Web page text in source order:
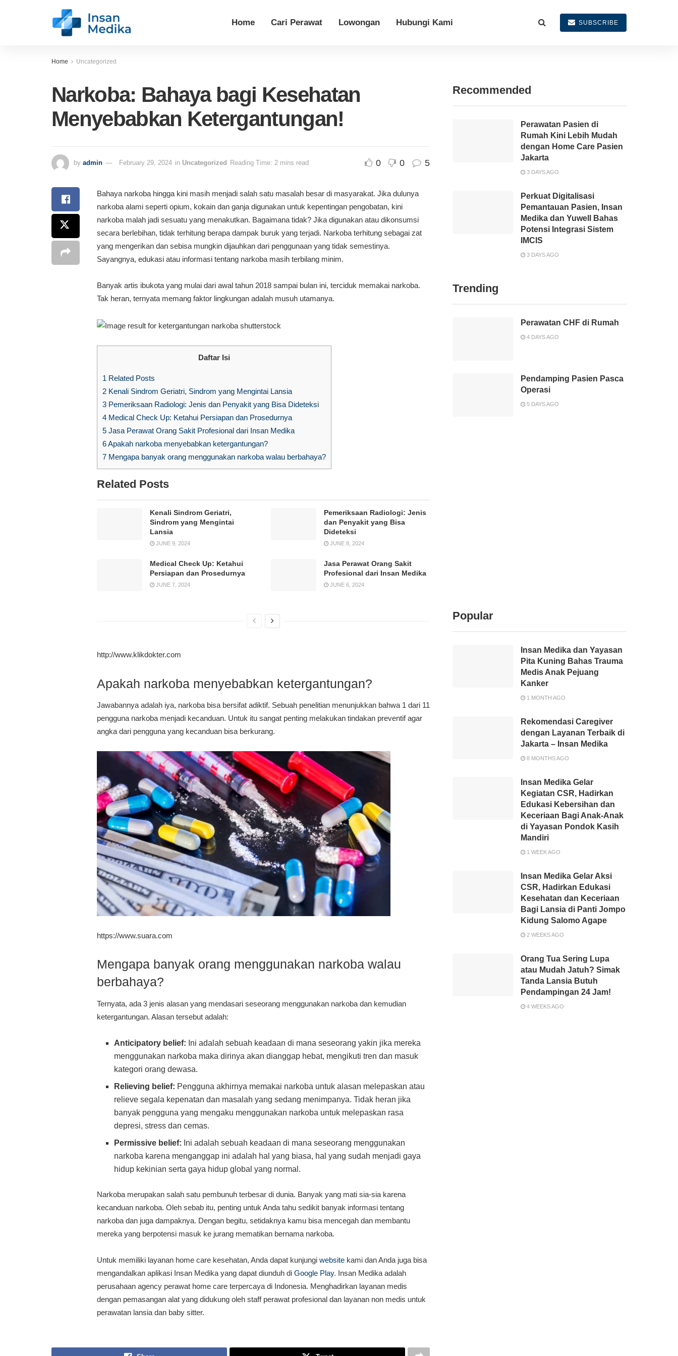
Home Cari Perawat Lowongan Hubungi Kami SUBSCRIBE
Home Uncategorized
Narkoba: Bahaya bagi Kesehatan
Menyebabkan Ketergantungan!
by admin February 29, 2024 in Uncategorized Reading Time: 2 mins read 0 0 5
Bahaya narkoba hingga kini masih menjadi salah satu masalah besar di masyarakat. Jika dulunya
narkoba alami seperti opium, kokain dan ganja digunakan untuk kepentingan pengobatan, kini
narkoba malah jadi sesuatu yang menakutkan. Bagaimana tidak? Jika digunakan atau dikonsumsi
secara berlebihan, tidak terhitung berapa dampak buruk yang terjadi. Narkoba terhitung sebagai zat
yang mengerikan dan sebisa mungkin dijauhkan dari penggunaan yang tidak semestinya.
Sayangnya, edukasi atau informasi tentang narkoba masih terbilang minim.
Banyak artis ibukota yang mulai dari awal tahun 2018 sampai bulan ini, terciduk memakai narkoba.
Tak heran, ternyata memang faktor lingkungan adalah musuh utamanya.
Daftar Isi
1 Related Posts
2 Kenali Sindrom Geriatri, Sindrom yang Mengintai Lansia
3 Pemeriksaan Radiologi: Jenis dan Penyakit yang Bisa Dideteksi
4 Medical Check Up: Ketahui Persiapan dan Prosedurnya
5 Jasa Perawat Orang Sakit Profesional dari Insan Medika
6Apakah narkoba menyebabkan ketergantungan?
7 Mengapa banyak orang menggunakan narkoba walau berbahaya?
Related Posts
Kenali Sindrom Geriatri,
Sindrom yang Mengintai
Lansia
JUNE 9, 2024
Pemeriksaan Radiologi: Jenis
dan Penyakit yang Bisa
Dideteksi
JUNE 8, 2024
Medical Check Up: Ketahui
Persiapan dan Prosedurnya
JUNE 7, 2024
Jasa Perawat Orang Sakit
Profesional dari Insan Medika
JUNE 6, 2024
http://www.klikdokter.com
Apakah narkoba menyebabkan ketergantungan?
Jawabannya adalah iya, narkoba bisa bersifat adiktif. Sebuah penelitian menunjukkan bahwa 1 dari 11
pengguna narkoba menjadi kecanduan. Untuk itu sangat penting melakukan tindakan preventif agar
angka dari pengguna yang kecanduan bisa berkurang.
https://www.suara.com
Mengapa banyak orang menggunakan narkoba walau
berbahaya?
Ternyata, ada 3 jenis alasan yang mendasari seseorang menggunakan narkoba dan kemudian
ketergantungan. Alasan tersebut adalah:
Anticipatory belief: Ini adalah sebuah keadaan di mana seseorang yakin jika mereka
menggunakan narkoba maka dirinya akan dianggap hebat, mengikuti tren dan masuk
kategori orang dewasa.
Relieving belief: Pengguna akhirnya memakai narkoba untuk alasan melepaskan atau
relieve segala kepenatan dan masalah yang sedang menimpanya. Tidak heran jika
banyak pengguna yang mengaku menggunakan narkoba untuk melepaskan rasa
depresi, stress dan cemas.
Permissive belief: Ini adalah sebuah keadaan di mana seseorang menggunakan
narkoba karena menganggap ini adalah hal yang biasa, hal yang sudah menjadi gaya
hidup kekinian serta gaya hidup global yang normal.
Narkoba merupakan salah satu pembunuh terbesar di dunia. Banyak yang mati sia-sia karena
kecanduan narkoba. Oleh sebab itu, penting untuk Anda tahu sedikit banyak informasi tentang
narkoba dan juga dampaknya. Dengan begitu, setidaknya kamu bisa mencegah dan membantu
mereka yang berpotensi masuk ke jurang mematikan bernama narkoba.
Untuk memiliki layanan home care kesehatan, Anda dapat kunjungi website kami dan Anda juga bisa
mengandalkan aplikasi Insan Medika yang dapat diunduh di Google Play. Insan Medika adalah
perusahaan agency perawat home care terpercaya di Indonesia. Menghadirkan layanan medis
dengan pemasangan alat yang didukung oleh staff perawat profesional dan layanan non medis untuk
perawatan lansia dan baby sitter.
Recommended
Perawatan Pasien di
Rumah Kini Lebih Mudah
dengan Home Care Pasien
Jakarta
3 DAYS AGO
Perkuat Digitalisasi
Pemantauan Pasien, Insan
Medika dan Yuwell Bahas
Potensi Integrasi Sistem
IMCIS
3 DAYS AGO
Trending
Perawatan CHF di Rumah
4 DAYS AGO
Pendamping Pasien Pasca
Operasi
5 DAYS AGO
Popular
Insan Medika dan Yayasan
Pita Kuning Bahas Trauma
Medis Anak Pejuang
Kanker
1 MONTH AGO
Rekomendasi Caregiver
dengan Layanan Terbaik di
Jakarta – Insan Medika
8 MONTHS AGO
Insan Medika Gelar
Kegiatan CSR, Hadirkan
Edukasi Kebersihan dan
Keceriaan Bagi Anak-Anak
di Yayasan Pondok Kasih
Mandiri
1 WEEK AGO
Insan Medika Gelar Aksi
CSR, Hadirkan Edukasi
Kesehatan dan Keceriaan
Bagi Lansia di Panti Jompo
Kidung Salomo Agape
2 WEEKS AGO
Orang Tua Sering Lupa
atau Mudah Jatuh? Simak
Tanda Lansia Butuh
Pendampingan 24 Jam!
4 WEEKS AGO